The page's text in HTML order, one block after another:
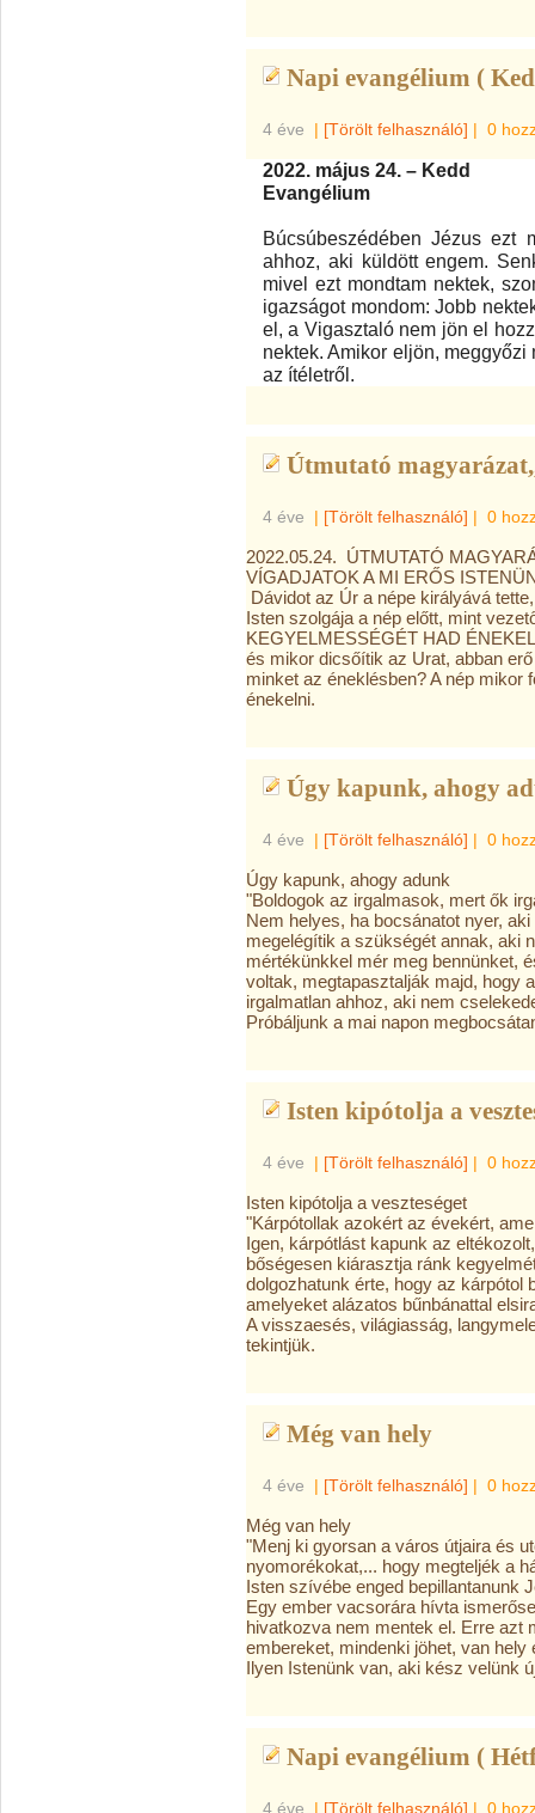
Napi evangélium (
4 éve | [Törölt felhasználó] | 0
2022. május 24. – Kedd
Evangélium
Búcsúbeszédében Jézus ezt
ahhoz, aki küldött engem.
mivel ezt mondtam nektek,
igazságot mondom: Jobb
el, a Vigasztaló nem jön el
nektek. Amikor eljön,
az ítéletről.
Útmutató
4 éve | [Törölt felhasználó] | 0
2022.05.24. ÚTMUTATÓ
VÍGADJATOK A MI ERŐS
Dávidot az Úr a népe királyává
Isten szolgája a nép előtt, mint
KEGYELMESSÉGÉT HAD
és mikor dicsőítik az Urat, abban
minket az éneklésben? A nép mikor
énekelni.
Úgy kapunk, ahogy
4 éve | [Törölt felhasználó] | 0
Úgy kapunk, ahogy adunk
"Boldogok az irgalmasok, mert ők
Nem helyes, ha bocsánatot nyer,
megelégítik a szükségét annak, aki
mértékünkkel mér meg bennünket,
voltak, megtapasztalják majd, hogy
irgalmatlan ahhoz, aki nem
Próbáljunk a mai napon
Isten kipótolja a
4 éve | [Törölt felhasználó] | 0
Isten kipótolja a veszteséget
"Kárpótollak azokért az évekért,
Igen, kárpótlást kapunk az
bőségesen kiárasztja ránk
dolgozhatunk érte, hogy az kárpótol
amelyeket alázatos bűnbánattal
A visszaesés, világiasság,
tekintjük.
Még van hely
4 éve | [Törölt felhasználó] | 0
Még van hely
"Menj ki gyorsan a város útjaira és
nyomorékokat,... hogy megteljék a
Isten szívébe enged bepillantanunk
Egy ember vacsorára hívta
hivatkozva nem mentek el. Erre azt
embereket, mindenki jöhet, van hely
Ilyen Istenünk van, aki kész velünk
Napi evangélium (
4 éve | [Törölt felhasználó] | 0